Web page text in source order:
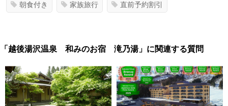
朝食付き 家族旅行 直前予約割引
「越後湯沢温泉 和みのお宿 滝乃湯」に関連する質問